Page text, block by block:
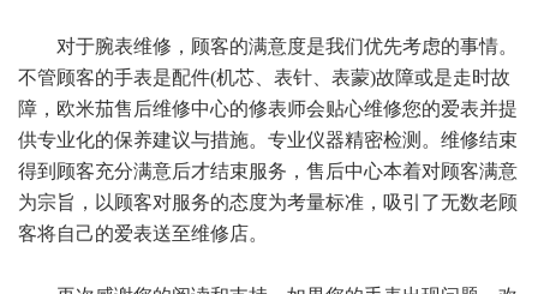
对于腕表维修，顾客的满意度是我们优先考虑的事情。
不管顾客的手表是配件(机芯、表针、表蒙)故障或是走时故
障，欧米茄售后维修中心的修表师会贴心维修您的爱表并提
供专业化的保养建议与措施。专业仪器精密检测。维修结束
得到顾客充分满意后才结束服务，售后中心本着对顾客满意
为宗旨，以顾客对服务的态度为考量标准，吸引了无数老顾
客将自己的爱表送至维修店。